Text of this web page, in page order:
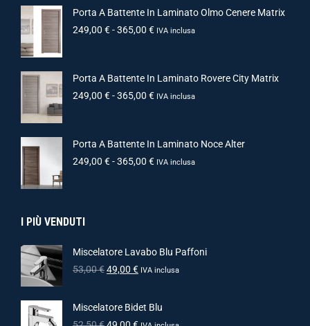
Porta A Battente In Laminato Olmo Cenere Matrix
249,00 €-365,00 € IVA inclusa
Porta A Battente In Laminato Rovere City Matrix
249,00 €-365,00 € IVA inclusa
Porta A Battente In Laminato Noce Alter
249,00 €-365,00 € IVA inclusa
I PIÙ VENDUTI
Miscelatore Lavabo Blu Paffoni
53,00€49,00 € IVA inclusa
Miscelatore Bidet Blu